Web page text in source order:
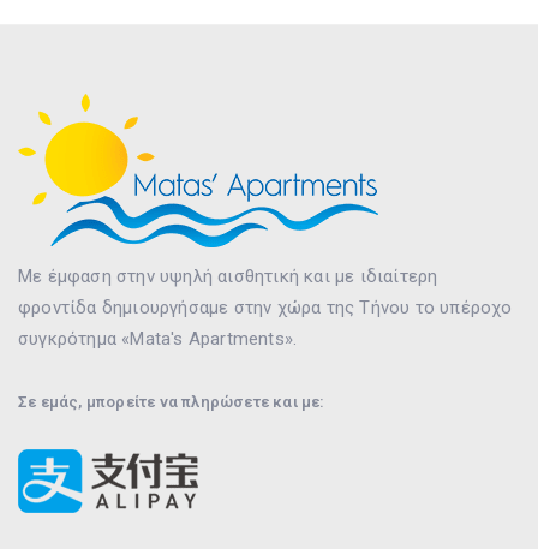
Με έμφαση στην υψηλή αισθητική και με ιδιαίτερη
φροντίδα δημιουργήσαμε στην χώρα της Τήνου το υπέροχο
συγκρότημα «Mata's Apartments».
Σε εμάς, μπορείτε να πληρώσετε και με: